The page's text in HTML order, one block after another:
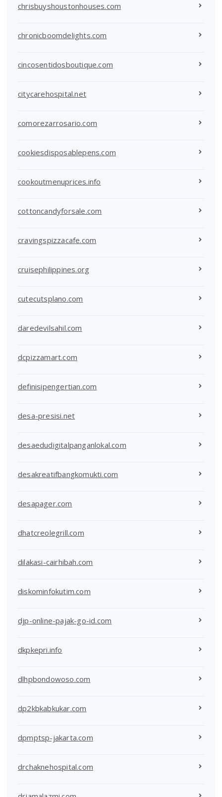
chrisbuyshoustonhouses.com
chronicboomdelights.com
cincosentidosboutique.com
citycarehospital.net
comorezarrosario.com
cookiesdisposablepens.com
cookoutmenuprices.info
cottoncandyforsale.com
cravingspizzacafe.com
cruisephilippines.org
cutecutsplano.com
daredevilsahil.com
dcpizzamart.com
definisipengertian.com
desa-presisi.net
desaedudigitalpanganlokal.com
desakreatifbangkomukti.com
desapager.com
dhatcreolegrill.com
dilakasi-cairhibah.com
diskominfokutim.com
djp-online-pajak-go-id.com
dkpkepri.info
dlhpbondowoso.com
dp2kbkabkukar.com
dpmptsp-jakarta.com
drchaknehospital.com